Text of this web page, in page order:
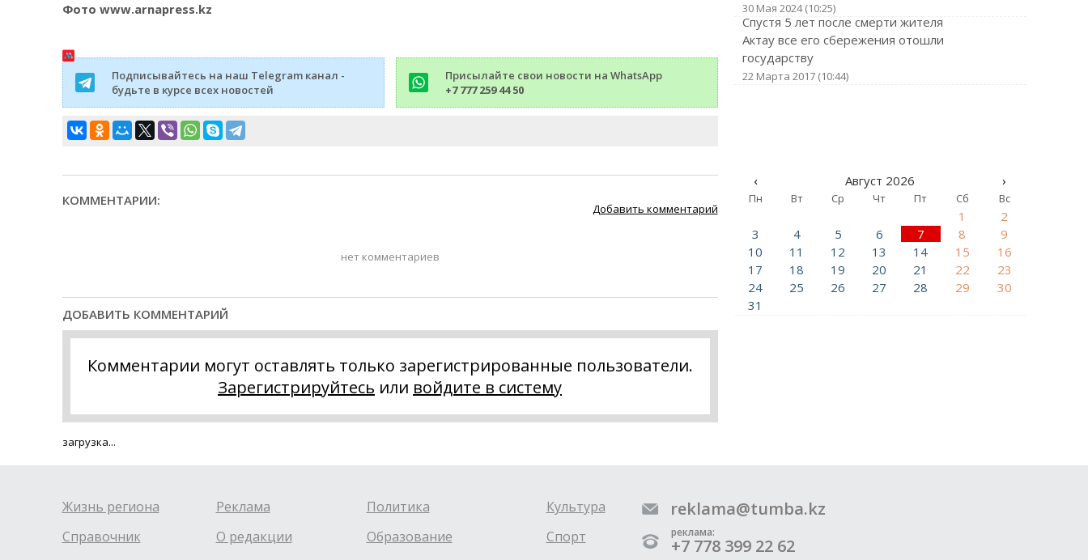
Фото www.arnapress.kz
Подписывайтесь на наш Telegram канал -
будьте в курсе всех новостей
Присылайте свои новости на WhatsApp
+7 777 259 44 50
КОММЕНТАРИИ:
Добавить комментарий
нет комментариев
ДОБАВИТЬ КОММЕНТАРИЙ
Комментарии могут оставлять только зарегистрированные пользователи.
Зарегистрируйтесь или войдите в систему
загрузка...
30 Мая 2024 (10:25)
Спустя 5 лет после смерти жителя
Актау все его сбережения отошли
государству
22 Марта 2017 (10:44)
‹ Август 2026 ›
Пн Вт Ср Чт Пт Сб Вс
1
2
3
4 5 6 7 8
9
10
11 12 13 14 15
16
17
18 19 20 21 22
23
24
25 26 27 28 29
30
31
Жизнь региона
Справочник
Реклама
О редакции
Политика
Образование
Культура
Спорт
reklama@tumba.kz
реклама:
+7 778 399 22 62